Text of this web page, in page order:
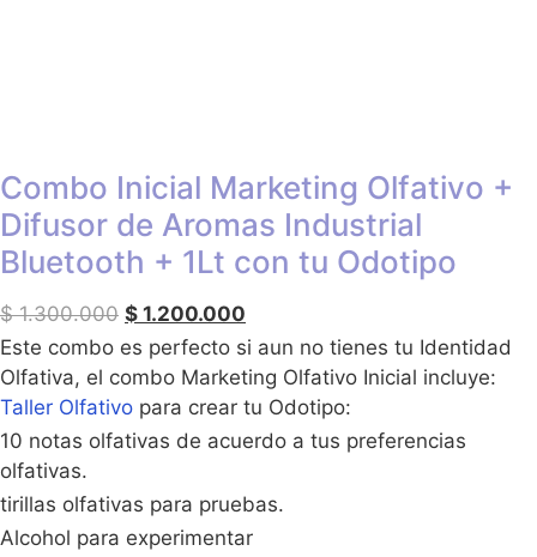
Combo Inicial Marketing Olfativo +
Difusor de Aromas Industrial
Bluetooth + 1Lt con tu Odotipo
$1.300.000 $ 1.200.000
Este combo es perfecto si aun no tienes tu Identidad
Olfativa, el combo Marketing Olfativo Inicial incluye:
Taller Olfativo para crear tu Odotipo:
10 notas olfativas de acuerdo a tus preferencias
olfativas.
tirillas olfativas para pruebas.
Alcohol para experimentar